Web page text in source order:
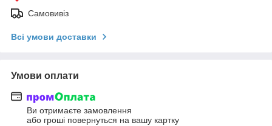
Самовивіз
Всі умови доставки
Умови оплати
Ви отримаєте замовлення
або гроші повернуться на вашу картку